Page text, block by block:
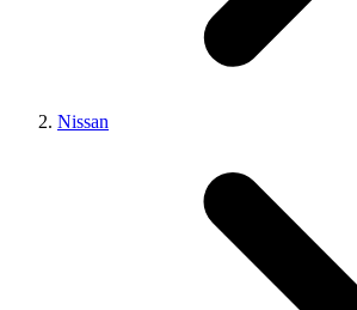
Nissan